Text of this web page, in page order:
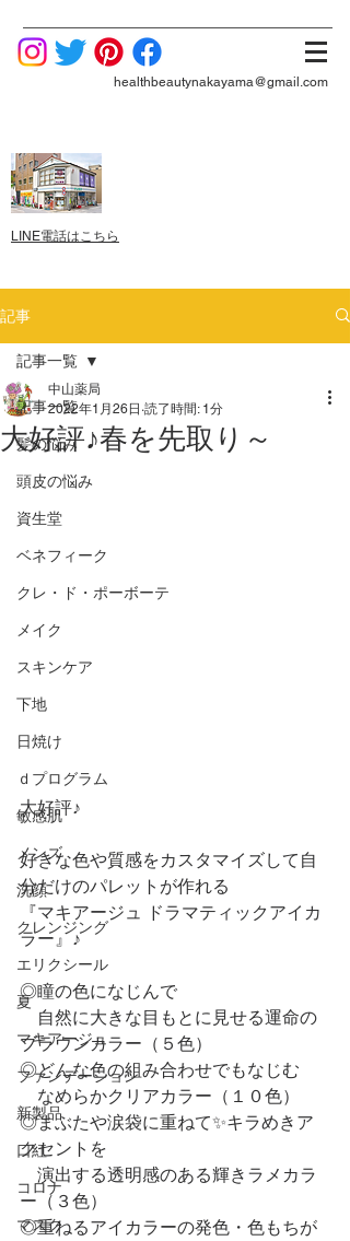
healthbeautynakayama@gmail.com
LINE電話はこちら
記事
記事一覧
髪の悩み
頭皮の悩み
資生堂
ベネフィーク
クレ・ド・ポーボーテ
メイク
スキンケア
下地
日焼け
ｄプログラム
敏感肌
メンズ
洗顔
クレンジング
エリクシール
夏
マキアージュ
ファンデーション
新製品
口紅
コロナ
マスク
記事一覧
大好評♪春を先取り～
中山薬局
2022年1月26日 読了時間: 1分
大好評♪
好きな色や質感をカスタマイズして自
分だけのパレットが作れる
『マキアージュ ドラマティックアイカ
ラー』♪
◎瞳の色になじんで
自然に大きな目もとに見せる運命の
ブラウンカラー（５色）
◎どんな色の組み合わせでもなじむ
なめらかクリアカラー（１０色）
◎まぶたや涙袋に重ねて✨キラめきア
クセントを
演出する透明感のある輝きラメカラ
ー（３色）
◎重ねるアイカラーの発色・色もちが